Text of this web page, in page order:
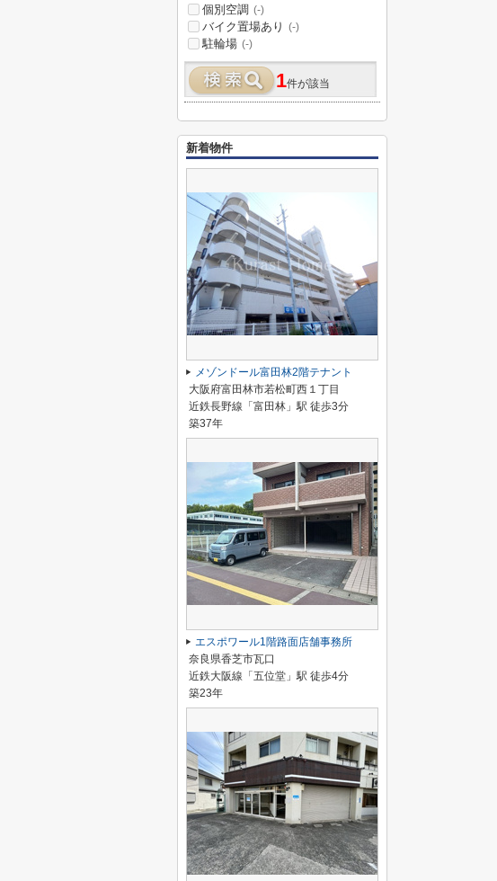
個別空調 (-)
バイク置場あり (-)
駐輪場 (-)
1件が該当
新着物件
メゾンドール富田林2階テナント
大阪府富田林市若松町西１丁目
近鉄長野線「富田林」駅 徒歩3分
築37年
エスポワール1階路面店舗事務所
奈良県香芝市瓦口
近鉄大阪線「五位堂」駅 徒歩4分
築23年